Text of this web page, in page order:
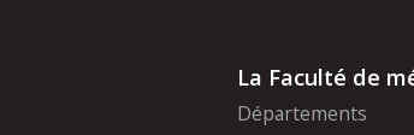
La Faculté de
Départements